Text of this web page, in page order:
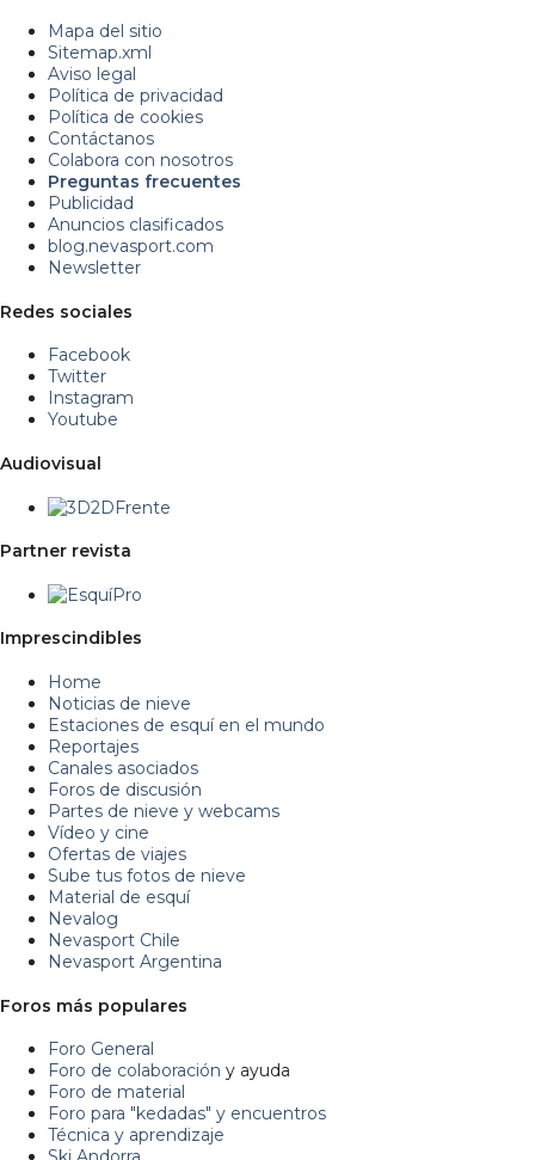
Mapa del sitio
Sitemap.xml
Aviso legal
Política de privacidad
Política de cookies
Contáctanos
Colabora con nosotros
Preguntas frecuentes
Publicidad
Anuncios clasificados
blog.nevasport.com
Newsletter
Redes sociales
Facebook
Twitter
Instagram
Youtube
Audiovisual
Partner revista
Imprescindibles
Home
Noticias de nieve
Estaciones de esquí en el mundo
Reportajes
Canales asociados
Foros de discusión
Partes de nieve y webcams
Vídeo y cine
Ofertas de viajes
Sube tus fotos de nieve
Material de esquí
Nevalog
Nevasport Chile
Nevasport Argentina
Foros más populares
Foro General
Foro de colaboración y ayuda
Foro de material
Foro para "kedadas" y encuentros
Técnica y aprendizaje